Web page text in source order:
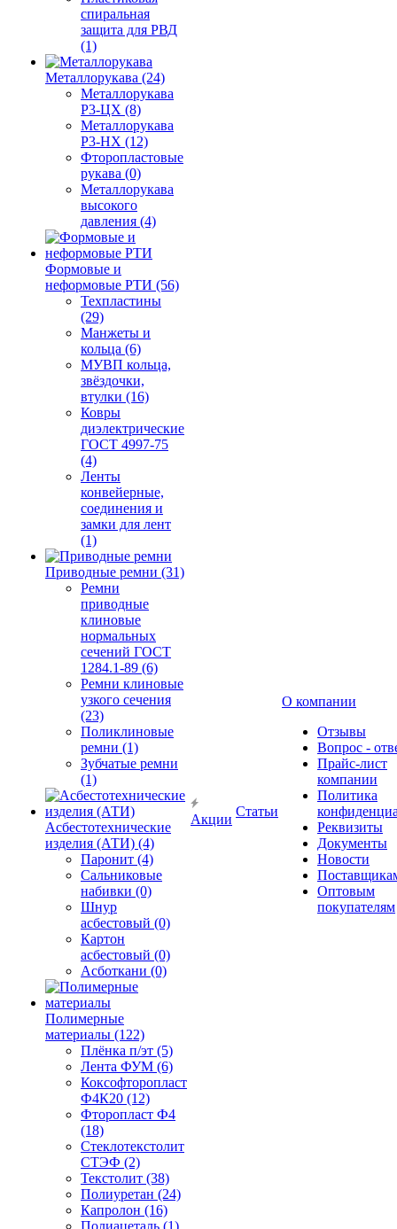
спиральная
защита для РВД
(1)
Металлорукава (24)
Металлорукава
Р3-ЦХ (8)
Металлорукава
Р3-НХ (12)
Фторопластовые
рукава (0)
Металлорукава
высокого
давления (4)
Формовые и
неформовые РТИ (56)
Техпластины
(29)
Манжеты и
кольца (6)
МУВП кольца,
звёздочки,
втулки (16)
Ковры
диэлектрические
ГОСТ 4997-75
(4)
Ленты
конвейерные,
соединения и
замки для лент
(1)
Приводные ремни (31)
Ремни
приводные
клиновые
нормальных
сечений ГОСТ
1284.1-89 (6)
Ремни клиновые
узкого сечения
(23)
Поликлиновые
ремни (1)
Зубчатые ремни
(1)
Асбестотехнические
изделия (АТИ) (4)
Паронит (4)
Сальниковые
набивки (0)
Шнур
асбестовый (0)
Картон
асбестовый (0)
Асботкани (0)
Полимерные
материалы (122)
Плёнка п/эт (5)
Лента ФУМ (6)
Коксофторопласт
Ф4К20 (12)
Фторопласт Ф4
(18)
Стеклотекстолит
СТЭФ (2)
Текстолит (38)
Полиуретан (24)
Капролон (16)
Полиацеталь (1)
Акции
Статьи
О компании
Отзывы
Вопрос -
Прайс-лист
компании
Политика
Реквизиты
Документы
Новости
Оптовым
покупателям